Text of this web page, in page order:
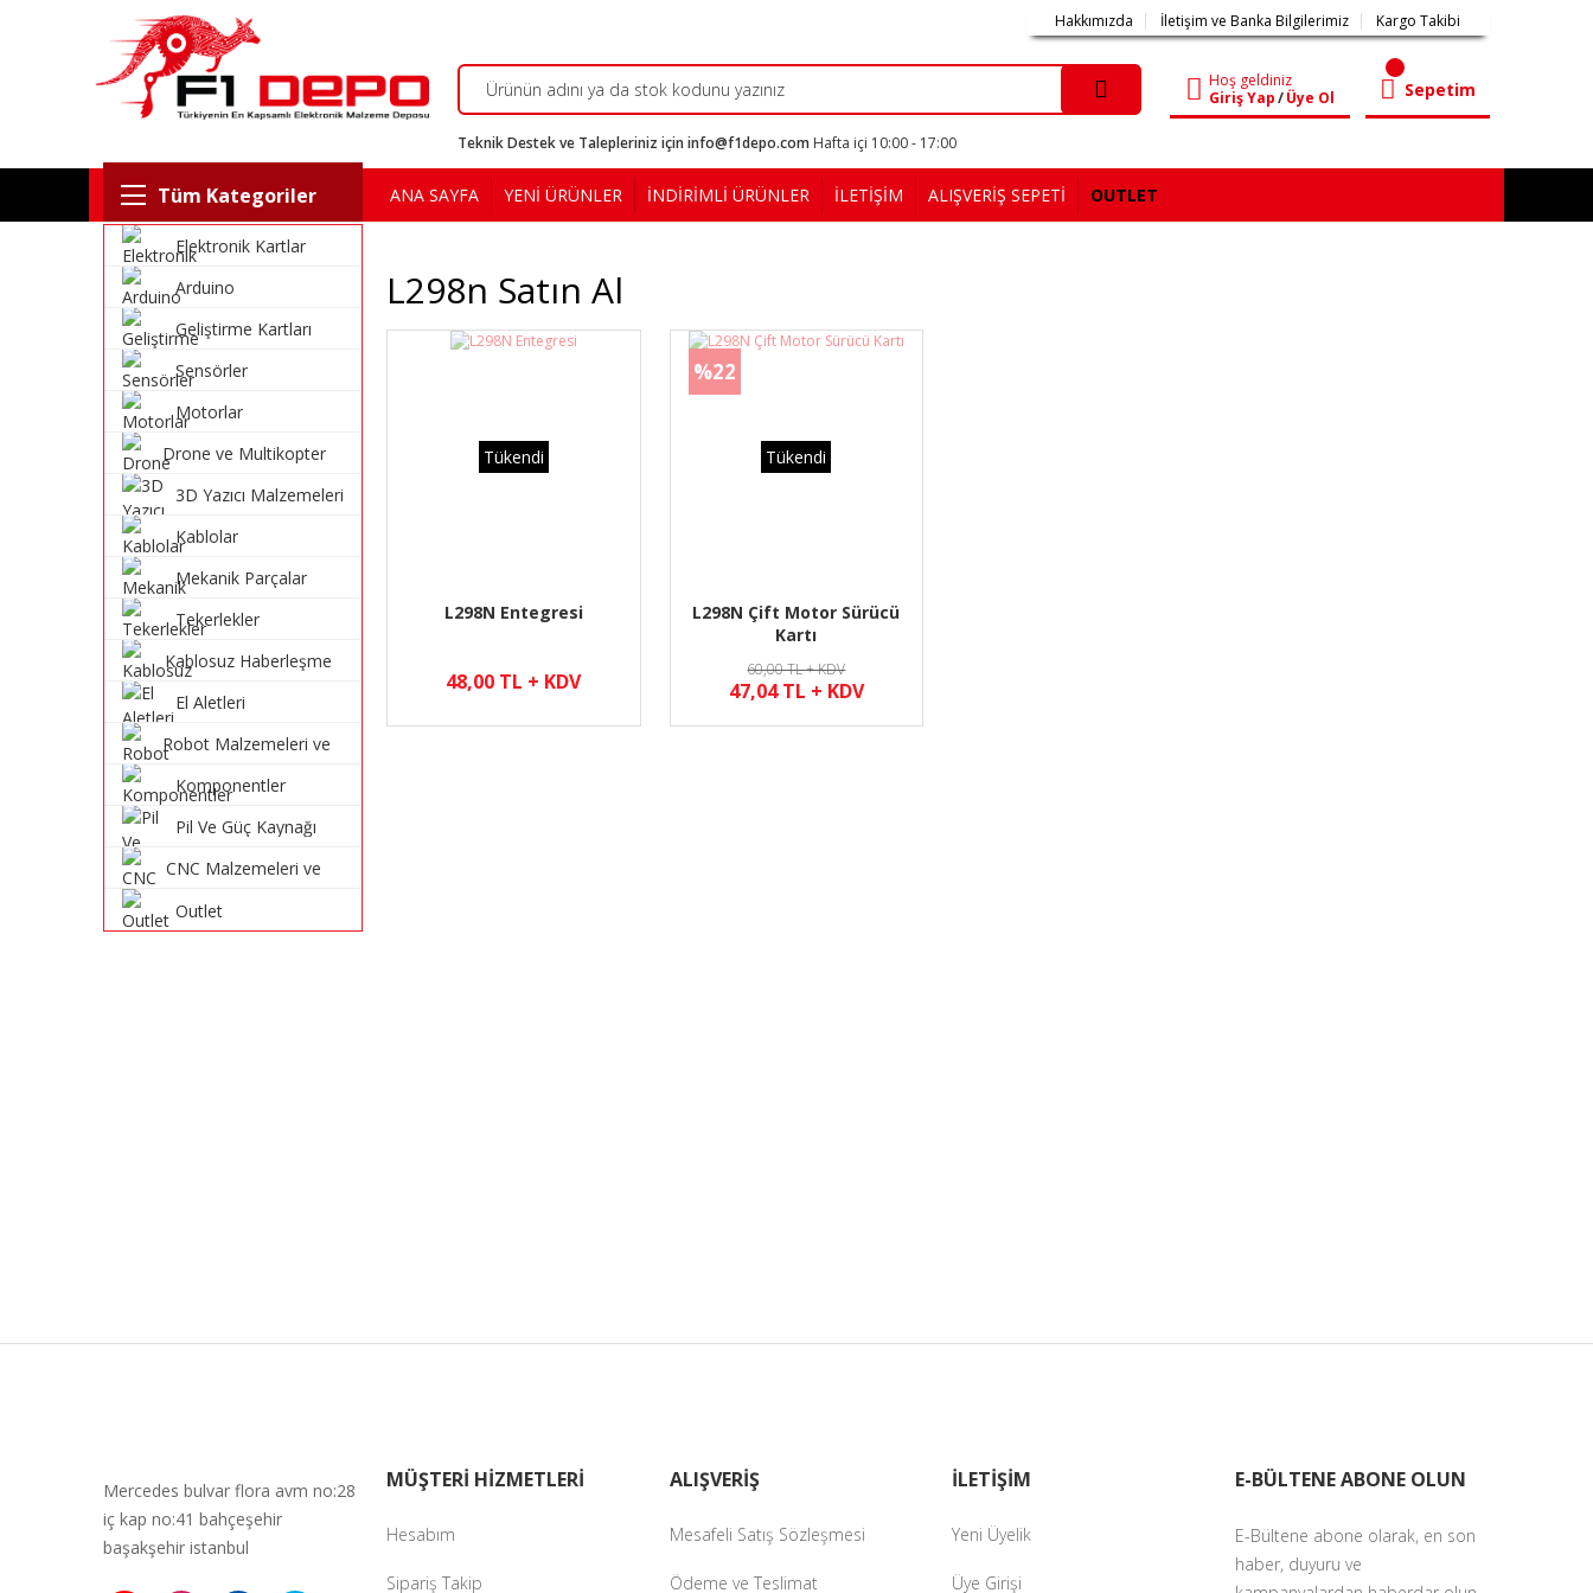
Hakkımızda İletişim ve Banka Bilgilerimiz Kargo Takibi
Hoş geldiniz
Giriş Yap/Üye Ol Sepetim
Teknik Destek ve Talepleriniz için info@f1depo.com Hafta içi 10:00 - 17:00
Tüm Kategoriler
Elektronik Kartlar
Arduino
Geliştirme Kartları
Sensörler
Motorlar
Drone ve Multikopter
3D Yazıcı Malzemeleri
Kablolar
Mekanik Parçalar
Tekerlekler
Kablosuz Haberleşme
El Aletleri
Robot Malzemeleri ve
Komponentler
Pil Ve Güç Kaynağı
CNC Malzemeleri ve
Outlet
ANA SAYFA YENİ ÜRÜNLER İNDİRİMLİ ÜRÜNLER İLETİŞİM ALIŞVERİŞ SEPETİ OUTLET
L298n Satın Al
Tükendi
L298N Entegresi
48,00 TL + KDV
%22
Tükendi
L298N Çift Motor Sürücü
Kartı
60,00 TL + KDV
47,04 TL + KDV
Mercedes bulvar flora avm no:28
iç kap no:41 bahçeşehir
başakşehir istanbul
MÜŞTERİ HİZMETLERİ
Hesabım
Sipariş Takip
ALIŞVERİŞ
Mesafeli Satış Sözleşmesi
Ödeme ve Teslimat
İLETİŞİM
Yeni Üyelik
Üye Girişi
E-BÜLTENE ABONE OLUN
E-Bültene abone olarak, en son
haber, duyuru ve